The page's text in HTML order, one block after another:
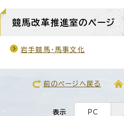
競馬改革推進室のページ
岩手競馬・馬事文化
前のページへ戻る
表示 PC